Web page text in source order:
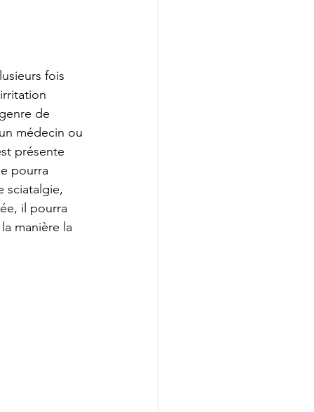
fois
de
médecin ou
présente
pourra
sciatalgie,
il pourra
manière la